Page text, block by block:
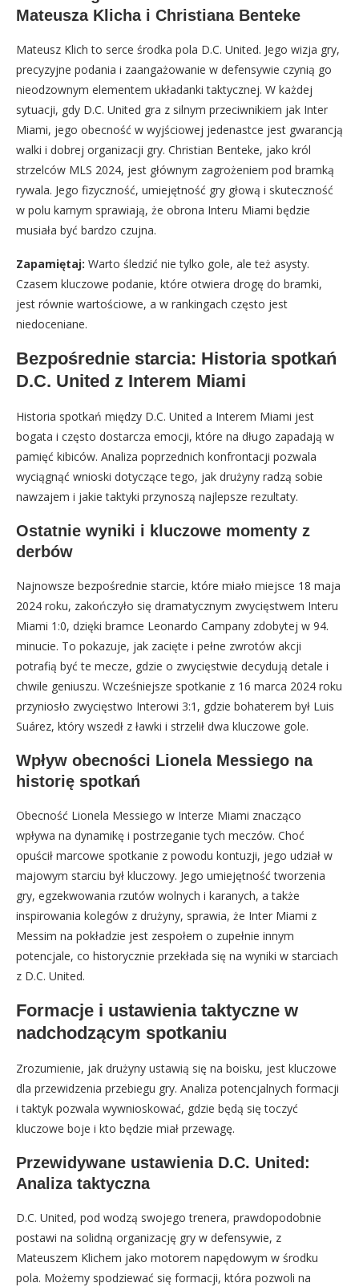
Mateusza Klicha i Christiana Benteke
Mateusz Klich to serce środka pola D.C. United. Jego wizja gry,
precyzyjne podania i zaangażowanie w defensywie czynią go
nieodzownym elementem układanki taktycznej. W każdej
sytuacji, gdy D.C. United gra z silnym przeciwnikiem jak Inter
Miami, jego obecność w wyjściowej jedenastce jest gwarancją
walki i dobrej organizacji gry. Christian Benteke, jako król
strzelców MLS 2024, jest głównym zagrożeniem pod bramką
rywala. Jego fizyczność, umiejętność gry głową i skuteczność
w polu karnym sprawiają, że obrona Interu Miami będzie
musiała być bardzo czujna.
Zapamiętaj: Warto śledzić nie tylko gole, ale też asysty.
Czasem kluczowe podanie, które otwiera drogę do bramki,
jest równie wartościowe, a w rankingach często jest
niedoceniane.
Bezpośrednie starcia: Historia spotkań
D.C. United z Interem Miami
Historia spotkań między D.C. United a Interem Miami jest
bogata i często dostarcza emocji, które na długo zapadają w
pamięć kibiców. Analiza poprzednich konfrontacji pozwala
wyciągnąć wnioski dotyczące tego, jak drużyny radzą sobie
nawzajem i jakie taktyki przynoszą najlepsze rezultaty.
Ostatnie wyniki i kluczowe momenty z
derbów
Najnowsze bezpośrednie starcie, które miało miejsce 18 maja
2024 roku, zakończyło się dramatycznym zwycięstwem Interu
Miami 1:0, dzięki bramce Leonardo Campany zdobytej w 94.
minucie. To pokazuje, jak zacięte i pełne zwrotów akcji
potrafią być te mecze, gdzie o zwycięstwie decydują detale i
chwile geniuszu. Wcześniejsze spotkanie z 16 marca 2024 roku
przyniosło zwycięstwo Interowi 3:1, gdzie bohaterem był Luis
Suárez, który wszedł z ławki i strzelił dwa kluczowe gole.
Wpływ obecności Lionela Messiego na
historię spotkań
Obecność Lionela Messiego w Interze Miami znacząco
wpływa na dynamikę i postrzeganie tych meczów. Choć
opuścił marcowe spotkanie z powodu kontuzji, jego udział w
majowym starciu był kluczowy. Jego umiejętność tworzenia
gry, egzekwowania rzutów wolnych i karanych, a także
inspirowania kolegów z drużyny, sprawia, że Inter Miami z
Messim na pokładzie jest zespołem o zupełnie innym
potencjale, co historycznie przekłada się na wyniki w starciach
z D.C. United.
Formacje i ustawienia taktyczne w
nadchodzącym spotkaniu
Zrozumienie, jak drużyny ustawią się na boisku, jest kluczowe
dla przewidzenia przebiegu gry. Analiza potencjalnych formacji
i taktyk pozwala wywnioskować, gdzie będą się toczyć
kluczowe boje i kto będzie miał przewagę.
Przewidywane ustawienia D.C. United:
Analiza taktyczna
D.C. United, pod wodzą swojego trenera, prawdopodobnie
postawi na solidną organizację gry w defensywie, z
Mateuszem Klichem jako motorem napędowym w środku
pola. Możemy spodziewać się formacji, która pozwoli na